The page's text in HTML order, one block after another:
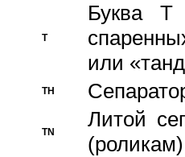
T
Буква T
или
TH
TN
Литой
(роликам)